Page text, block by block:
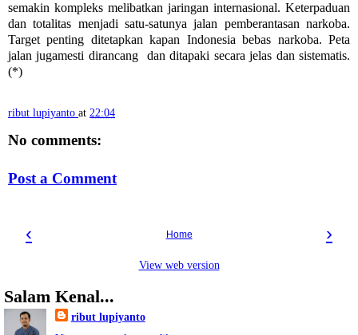
semakin kompleks melibatkan jaringan internasional. Keterpaduan
dan totalitas menjadi satu-satunya jalan pemberantasan narkoba.
Target penting ditetapkan kapan Indonesia bebas narkoba. Peta
jalan jugamesti dirancang dan ditapaki secara jelas dan sistematis.
(*)
ribut lupiyanto at 22:04
No comments:
Post a Comment
‹ ›
Home
View web version
Salam Kenal...
ribut lupiyanto